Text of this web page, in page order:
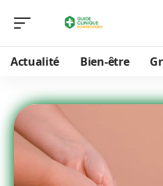
Actualité Bien-être